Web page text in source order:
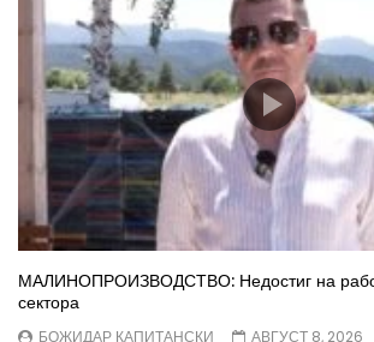
МАЛИНОПРОИЗВОДСТВО: Недостиг на
сектора
БОЖИДАР КАПИТАНСКИ АВГУСТ 8, 2026